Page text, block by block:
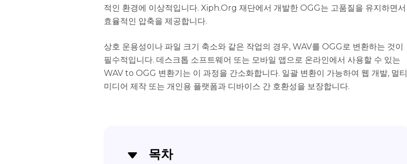
적인 환경에 이상적입니다. Xiph.Org 재단에서 개발한 OGG는 고품질을 유지하면서
효율적인 압축을 제공합니다.
상호 운용성이나 파일 크기 축소와 같은 작업의 경우, WAV를 OGG로 변환하는 것이
필수적입니다. 데스크톱 소프트웨어 또는 모바일 앱으로 온라인에서 사용할 수 있는
WAV to OGG 변환기는 이 과정을 간소화합니다. 일괄 변환이 가능하여 웹 개발, 멀티
미디어 제작 또는 개인용 플랫폼과 디바이스 간 호환성을 보장합니다.
목차